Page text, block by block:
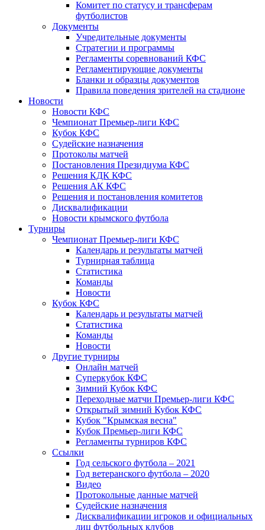
Комитет по статусу и трансферам
футболистов
Документы
Учредительные документы
Стратегии и программы
Регламенты соревнований КФС
Регламентирующие документы
Бланки и образцы документов
Правила поведения зрителей на стадионе
Новости
Новости КФС
Чемпионат Премьер-лиги КФС
Кубок КФС
Судейские назначения
Протоколы матчей
Постановления Президиума КФС
Решения КДК КФС
Решения АК КФС
Решения и постановления комитетов
Дисквалификации
Новости крымского футбола
Турниры
Чемпионат Премьер-лиги КФС
Календарь и результаты матчей
Турнирная таблица
Статистика
Команды
Новости
Кубок КФС
Календарь и результаты матчей
Статистика
Команды
Новости
Другие турниры
Онлайн матчей
Суперкубок КФС
Зимний Кубок КФС
Переходные матчи Премьер-лиги КФС
Открытый зимний Кубок КФС
Кубок "Крымская весна"
Кубок Премьер-лиги КФС
Регламенты турниров КФС
Ссылки
Год сельского футбола – 2021
Год ветеранского футбола – 2020
Видео
Протокольные данные матчей
Судейские назначения
Дисквалификации игроков и официальных
лиц футбольных клубов